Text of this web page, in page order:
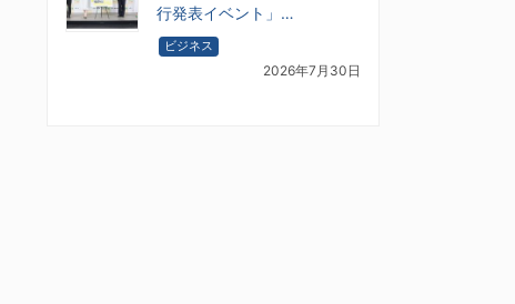
行発表イベント」…
ビジネス
2026年7月30日